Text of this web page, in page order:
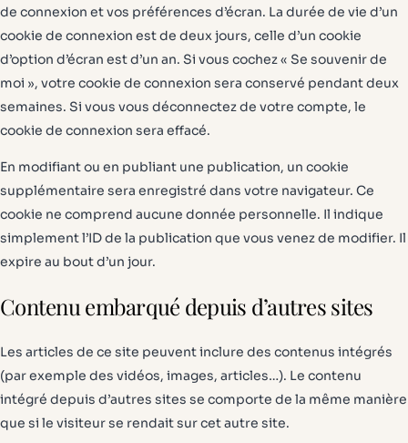
de connexion et vos préférences d’écran. La durée de vie d’un
cookie de connexion est de deux jours, celle d’un cookie
d’option d’écran est d’un an. Si vous cochez « Se souvenir de
moi », votre cookie de connexion sera conservé pendant deux
semaines. Si vous vous déconnectez de votre compte, le
cookie de connexion sera effacé.
En modifiant ou en publiant une publication, un cookie
supplémentaire sera enregistré dans votre navigateur. Ce
cookie ne comprend aucune donnée personnelle. Il indique
simplement l’ID de la publication que vous venez de modifier. Il
expire au bout d’un jour.
Contenu embarqué depuis d’autres sites
Les articles de ce site peuvent inclure des contenus intégrés
(par exemple des vidéos, images, articles…). Le contenu
intégré depuis d’autres sites se comporte de la même manière
que si le visiteur se rendait sur cet autre site.